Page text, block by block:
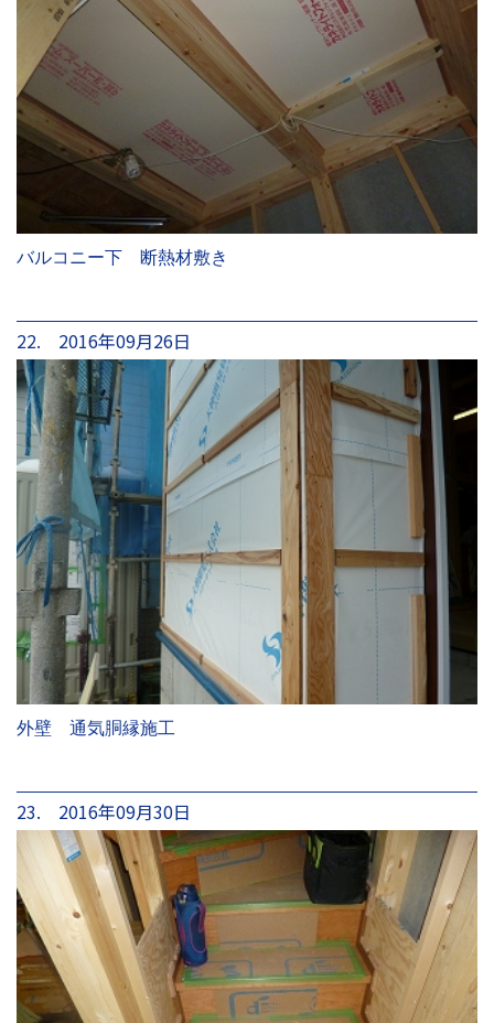
バルコニー下 断熱材敷き
22. 2016年09月26日
外壁 通気胴縁施工
23. 2016年09月30日